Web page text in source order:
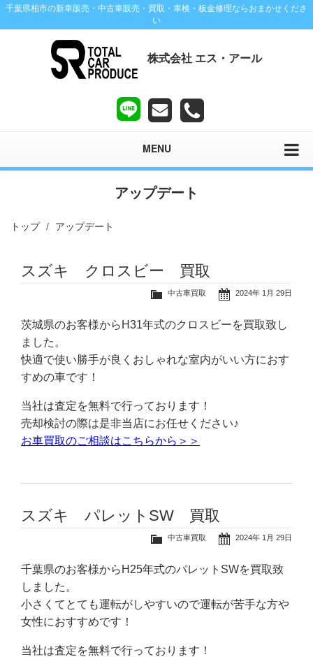
千葉県柏市の新車販売・中古車販売・買取・車検・板金修理ならおまかせくださ
い
株式会社 エス・アール
MENU
アップデート
トップ アップデート
スズキ クロスビー 買取
2024年 1月 29日
中古車買取
茨城県のお客様からH31年式のクロスビーを買取致し
ました。
快適で使い勝手が良くおしゃれな室内がいい方におす
すめの車です！
当社は査定を無料で行っております！
売却検討の際は是非当店にお任せください♪
お車買取のご相談はこちらから＞＞
スズキ パレットSW 買取
2024年 1月 29日
中古車買取
千葉県のお客様からH25年式のパレットSWを買取致
しました。
小さくてとても運転がしやすいので運転が苦手な方や
女性におすすめです！
当社は査定を無料で行っております！